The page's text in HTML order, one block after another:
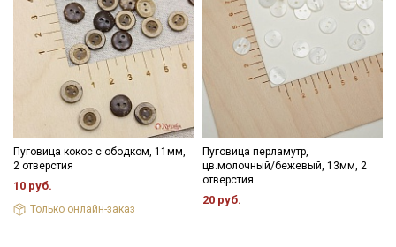
Пуговица кокос с ободком, 11мм,
2 отверстия
10 руб.
Только онлайн-заказ
Пуговица перламутр,
цв.молочный/бежевый, 13мм, 2
отверстия
20 руб.